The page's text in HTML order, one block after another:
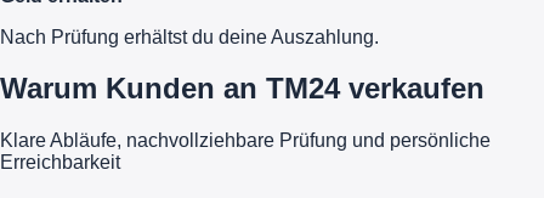
Nach Prüfung erhältst du deine Auszahlung.
Warum Kunden an TM24 verkaufen
Klare Abläufe, nachvollziehbare Prüfung und persönliche
Erreichbarkeit